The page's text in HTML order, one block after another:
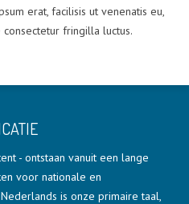
erat, facilisis ut venenatis eu,
fringilla luctus.
- ontstaan vanuit een lange
voor nationale en
is onze primaire taal,